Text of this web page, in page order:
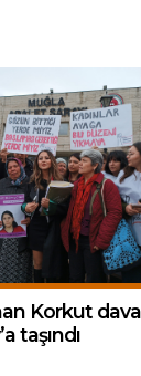
Korkut
taşındı